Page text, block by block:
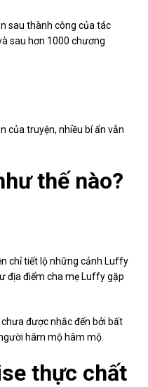
sau thành công của tác
sau hơn 1000 chương
của truyện, nhiều bí ẩn vẫn
thế nào?
chỉ tiết lộ những cảnh Luffy
địa điểm cha mẹ Luffy gặp
được nhắc đến bởi bất
hâm mộ hâm mộ.
thực chất